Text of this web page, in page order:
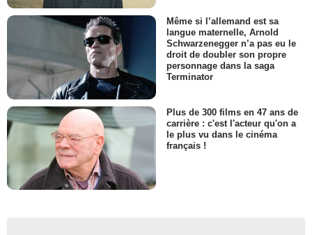
Même si l’allemand est sa
langue maternelle, Arnold
Schwarzenegger n’a pas eu le
droit de doubler son propre
personnage dans la saga
Terminator
Plus de 300 films en 47 ans de
carrière : c'est l'acteur qu'on a
le plus vu dans le cinéma
français !